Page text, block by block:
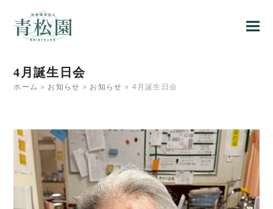
4月誕生日会
ホーム » お知らせ » お知らせ » 4月誕生日会